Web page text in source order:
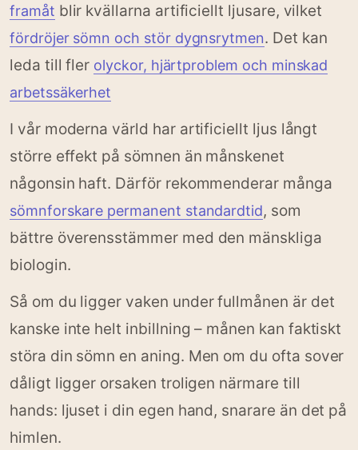
framåt blir kvällarna artificiellt ljusare, vilket
fördröjer sömn och stör dygnsrytmen. Det kan
leda till fler olyckor, hjärtproblem och minskad
arbetssäkerhet
I vår moderna värld har artificiellt ljus långt
större effekt på sömnen än månskenet
någonsin haft. Därför rekommenderar många
sömnforskare permanent standardtid, som
bättre överensstämmer med den mänskliga
biologin.
Så om du ligger vaken under fullmånen är det
kanske inte helt inbillning – månen kan faktiskt
störa din sömn en aning. Men om du ofta sover
dåligt ligger orsaken troligen närmare till
hands: ljuset i din egen hand, snarare än det på
himlen.